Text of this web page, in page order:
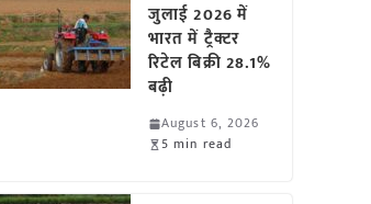
जुलाई 2026 में
भारत में ट्रैक्टर
रिटेल बिक्री 28.1%
बढ़ी
August 6, 2026
5 min read